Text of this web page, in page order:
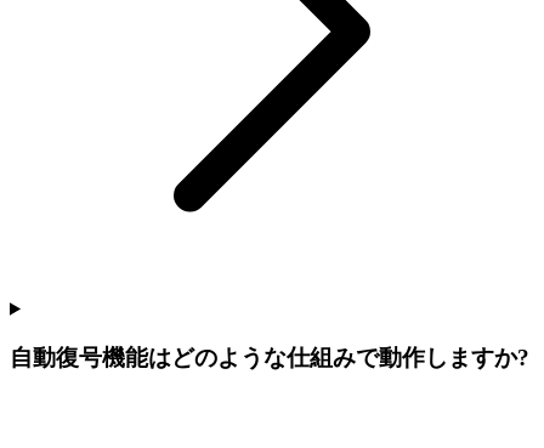
自動復号機能はどのような仕組みで動作しますか?